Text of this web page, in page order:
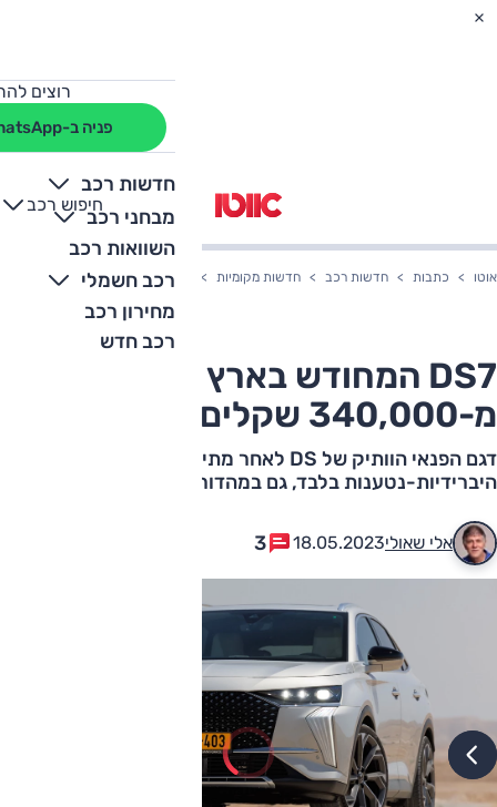
רוצים
פניה ב-WhatsApp
חדשות רכב
מבחני רכב
השוואות רכב
רכב חשמלי
מחירון רכב
רכב חדש
חיפוש רכב
+
-
אוטו כתבות חדשות רכב חדשות מקומיות DS7 המחודש בארץ – מחיר החל מ-340,000 שקלים
DS7 המחודש בארץ – מחיר החל
מ-340,000 שקלים
דגם הפנאי הוותיק של DS לאחר מתיחת פנים, מוצע בגרסאות
היברידיות-נטענות בלבד, גם במהדורה ספורטיבית
אלי שאולי18.05.2023
3